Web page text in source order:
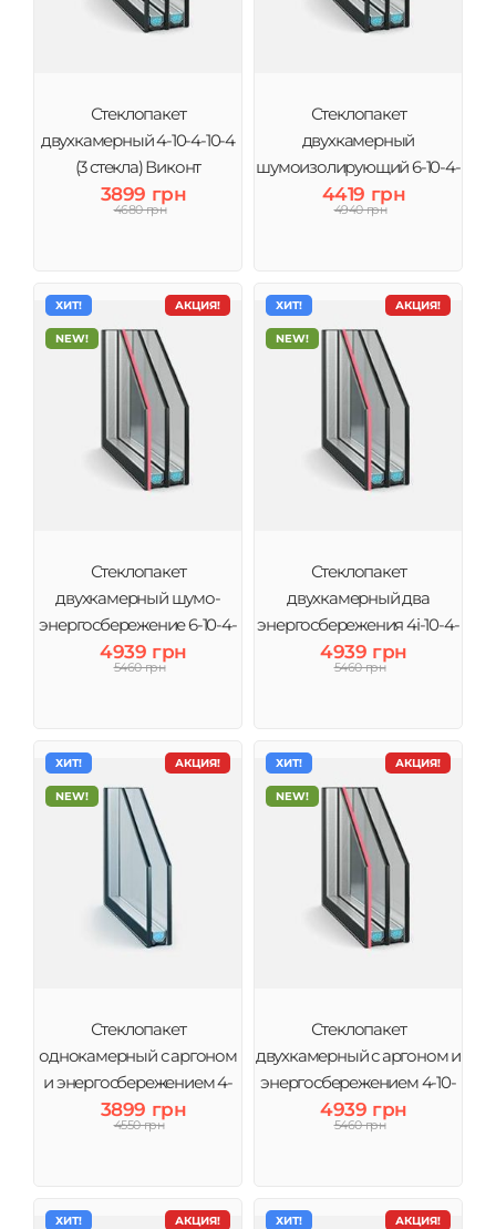
Стеклопакет
двухкамерный 4-10-4-10-4
(3 стекла) Виконт
3899 грн
4680 грн
Стеклопакет
двухкамерный
шумоизолирующий 6-10-4-
10-4 (3 стекла) Виконт
4419 грн
4940 грн
АКЦИЯ!
ХИТ!
NEW!
Стеклопакет
двухкамерный шумо-
энергосбережение 6-10-4-
10-4і (3 стекла) Виконт
4939 грн
5460 грн
АКЦИЯ!
ХИТ!
NEW!
Стеклопакет
двухкамерный два
энергосбережения 4і-10-4-
10-4і (3 стекла) Виконт
4939 грн
5460 грн
АКЦИЯ!
ХИТ!
NEW!
Стеклопакет
однокамерный с аргоном
и энергосбережением 4-
10Ar-4і (2 стекла) Виконт
3899 грн
4550 грн
АКЦИЯ!
ХИТ!
NEW!
Стеклопакет
двухкамерный с аргоном и
энергосбережением 4-10-
4-10Ar-4i (3 стекла) Виконт
4939 грн
5460 грн
АКЦИЯ!
ХИТ! АКЦИЯ!
ХИТ!